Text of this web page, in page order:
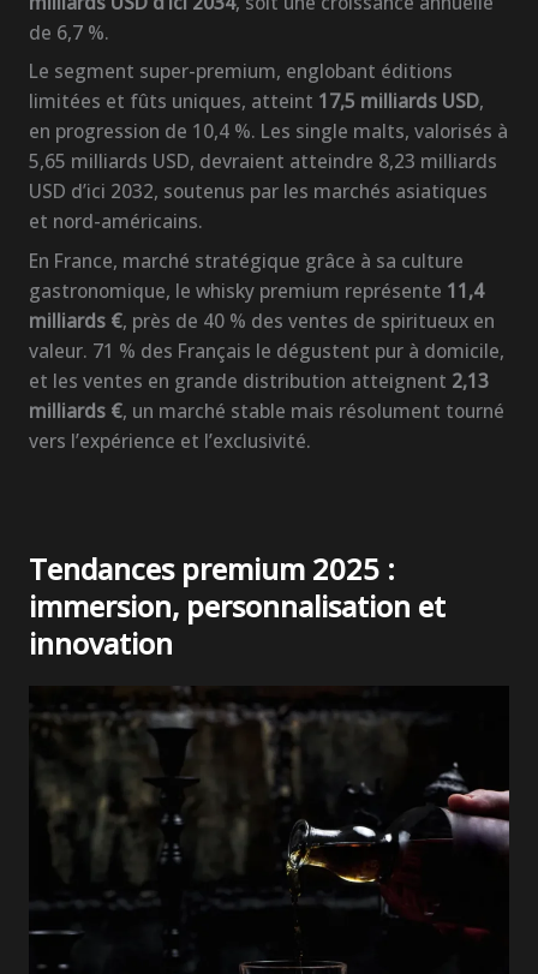
de 6,7 %.
Le segment super-premium, englobant éditions
limitées et fûts uniques, atteint 17,5 milliards USD,
en progression de 10,4 %. Les single malts, valorisés à
5,65 milliards USD, devraient atteindre 8,23 milliards
USD d’ici 2032, soutenus par les marchés asiatiques
et nord-américains.
En France, marché stratégique grâce à sa culture
gastronomique, le whisky premium représente 11,4
milliards €, près de 40 % des ventes de spiritueux en
valeur. 71 % des Français le dégustent pur à domicile,
et les ventes en grande distribution atteignent 2,13
milliards €, un marché stable mais résolument tourné
vers l’expérience et l’exclusivité.
Tendances premium 2025 :
immersion, personnalisation et
innovation